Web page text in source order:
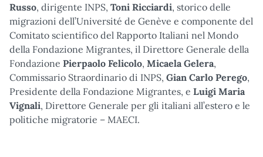
Russo, dirigente INPS, Toni Ricciardi, storico delle
migrazioni dell’Université de Genève e componente del
Comitato scientifico del Rapporto Italiani nel Mondo
della Fondazione Migrantes, il Direttore Generale della
Fondazione Pierpaolo Felicolo, Micaela Gelera,
Commissario Straordinario di INPS, Gian Carlo Perego,
Presidente della Fondazione Migrantes, e Luigi Maria
Vignali, Direttore Generale per gli italiani all’estero e le
politiche migratorie – MAECI.